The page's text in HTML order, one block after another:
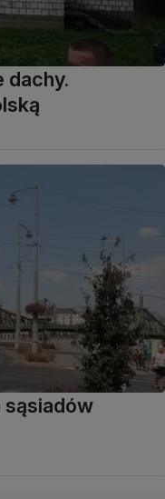
dachy.
sąsiadów